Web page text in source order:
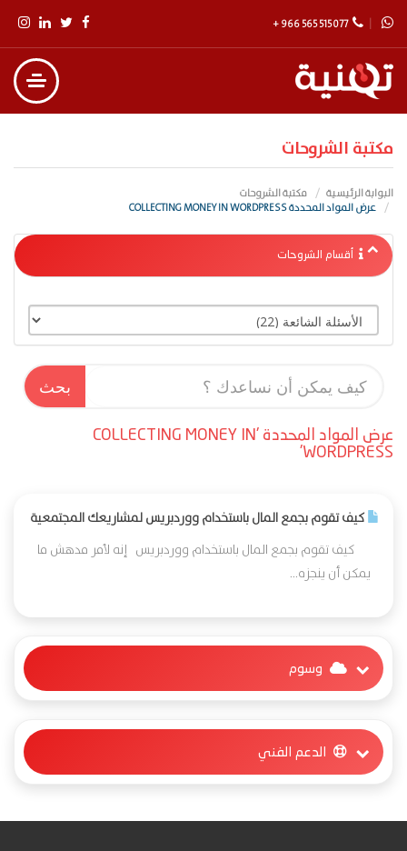
+ 966 565 515 077
مكتبة الشروحات
البوابة الرئيسية
مكتبة الشروحات
عرض المواد المحددة COLLECTING MONEY IN WORDPRESS
أقسام الشروحات
عرض المواد المحددة 'COLLECTING MONEY IN
WORDPRESS'
كيف تقوم بجمع المال باستخدام ووردبريس لمشاريعك المجتمعية
كيف تقوم بجمع المال باستخدام ووردبريس إنه لأمر مدهش ما
يمكن أن ينجزه...
وسوم
الدعم الفني